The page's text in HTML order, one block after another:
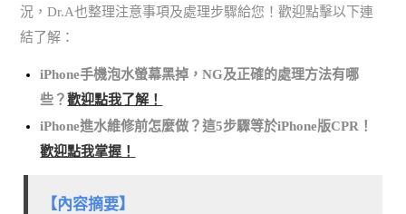
況，Dr.A也整理注意事項及處理步驟給您！歡迎點擊以下連
結了解：
iPhone手機泡水螢幕黑掉，NG及正確的處理方法有哪
些？歡迎點我了解！
iPhone進水維修前怎麼做？這5步驟等於iPhone版CPR！
歡迎點我掌握！
【內容摘要】